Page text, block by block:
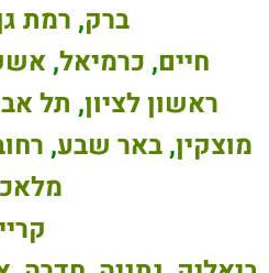
ברק, רמת
חיים, כרמיאל,
ראשון לציון, תל
מוצקין,באר שבע,